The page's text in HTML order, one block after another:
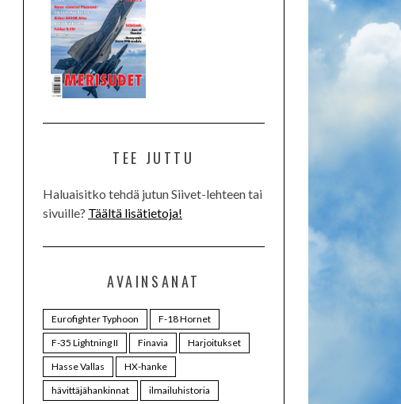
TEE JUTTU
Haluaisitko tehdä jutun Siivet-lehteen tai
sivuille? Täältä lisätietoja!
AVAINSANAT
Eurofighter Typhoon
F-18 Hornet
F-35 Lightning II
Finavia
Harjoitukset
Hasse Vallas
HX-hanke
hävittäjähankinnat
ilmailuhistoria